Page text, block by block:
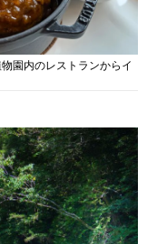
園内のレストランからイ